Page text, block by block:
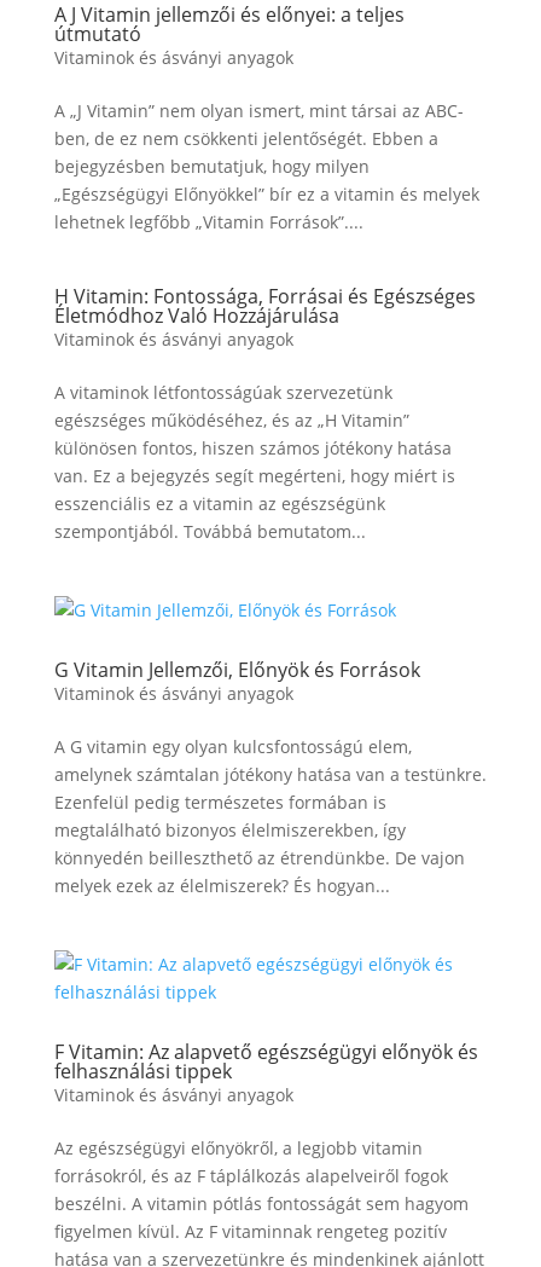
A J Vitamin jellemzői és előnyei: a teljes
útmutató
Vitaminok és ásványi anyagok
A „J Vitamin” nem olyan ismert, mint társai az ABC-
ben, de ez nem csökkenti jelentőségét. Ebben a
bejegyzésben bemutatjuk, hogy milyen
„Egészségügyi Előnyökkel” bír ez a vitamin és melyek
lehetnek legfőbb „Vitamin Források”....
H Vitamin: Fontossága, Forrásai és Egészséges
Életmódhoz Való Hozzájárulása
Vitaminok és ásványi anyagok
A vitaminok létfontosságúak szervezetünk
egészséges működéséhez, és az „H Vitamin”
különösen fontos, hiszen számos jótékony hatása
van. Ez a bejegyzés segít megérteni, hogy miért is
esszenciális ez a vitamin az egészségünk
szempontjából. Továbbá bemutatom...
G Vitamin Jellemzői, Előnyök és Források
Vitaminok és ásványi anyagok
A G vitamin egy olyan kulcsfontosságú elem,
amelynek számtalan jótékony hatása van a testünkre.
Ezenfelül pedig természetes formában is
megtalálható bizonyos élelmiszerekben, így
könnyedén beilleszthető az étrendünkbe. De vajon
melyek ezek az élelmiszerek? És hogyan...
F Vitamin: Az alapvető egészségügyi előnyök és
felhasználási tippek
Vitaminok és ásványi anyagok
Az egészségügyi előnyökről, a legjobb vitamin
forrásokról, és az F táplálkozás alapelveiről fogok
beszélni. A vitamin pótlás fontosságát sem hagyom
figyelmen kívül. Az F vitaminnak rengeteg pozitív
hatása van a szervezetünkre és mindenkinek ajánlott